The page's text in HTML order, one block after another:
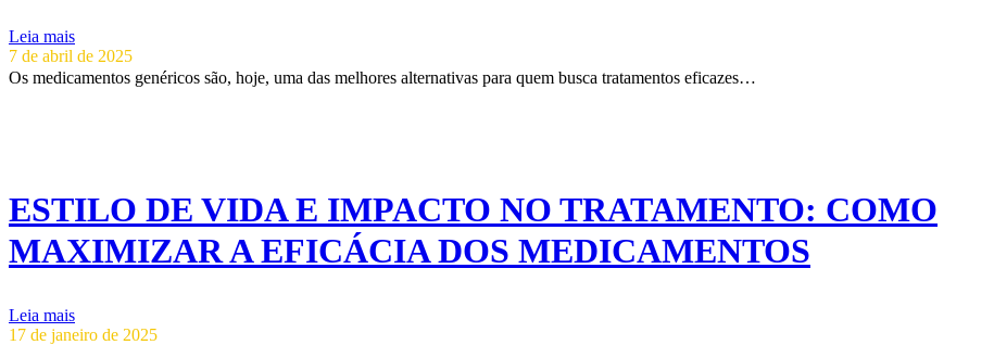
7 de abril de 2025
Os medicamentos genéricos são, hoje, uma das melhores alternativas para quem busca tratamentos eficazes…
Leia mais
17 de janeiro de 2025
ESTILO DE VIDA E IMPACTO NO TRATAMENTO: COMO
MAXIMIZAR A EFICÁCIA DOS MEDICAMENTOS
Leia mais